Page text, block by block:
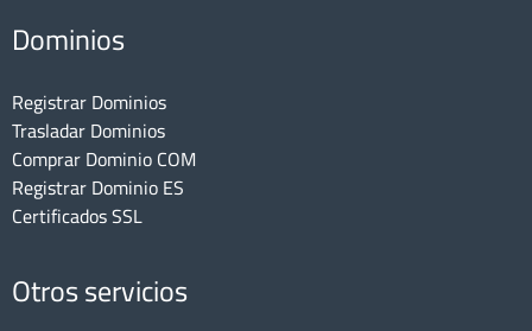
Dominios
Registrar Dominios
Trasladar Dominios
Comprar Dominio COM
Registrar Dominio ES
Certificados SSL
Otros servicios